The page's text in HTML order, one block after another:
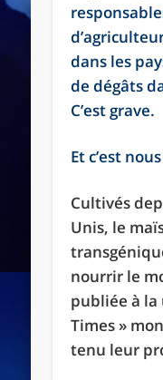
dans les
de dégâts
C’est grave.
Et c’est
Cultivés
Unis, le
nourrir le
publiée à la
Times »
tenu leur